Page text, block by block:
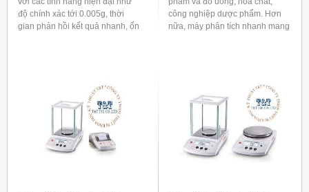
độ chính xác tới 0.005g, thời
gian phản hồi kết quả nhanh, ổn
chăn nuôi, ngành giấy, ngành
hóa dầu, và một số ngành môi
công nghiệp dược phẩm. Hơn
nữa, máy phân tích nhanh mang
pháp phân tích độ ẩm nhanh và
chính xác hơn.